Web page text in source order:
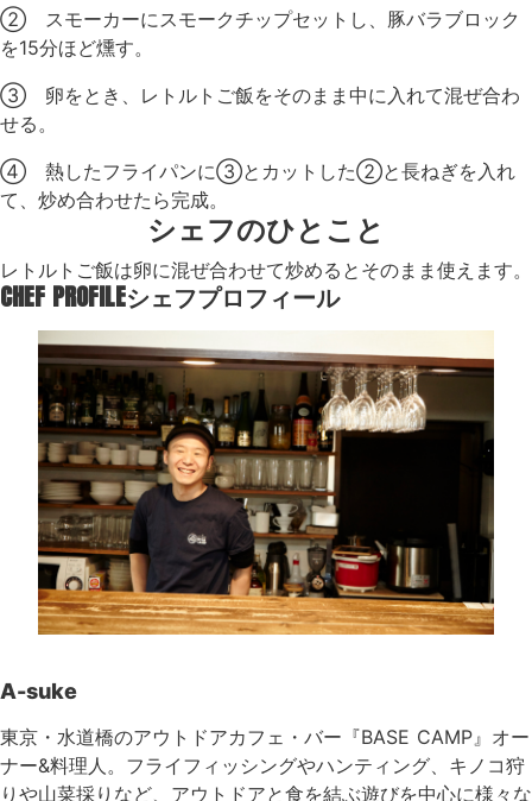
② スモーカーにスモークチップセットし、豚バラブロック
を15分ほど燻す。
③ 卵をとき、レトルトご飯をそのまま中に入れて混ぜ合わ
せる。
④ 熱したフライパンに③とカットした②と長ねぎを入れ
て、炒め合わせたら完成。
シェフのひとこと
レトルトご飯は卵に混ぜ合わせて炒めるとそのまま使えます。
CHEF PROFILEシェフプロフィール
A-suke
東京・水道橋のアウトドアカフェ・バー『BASE CAMP』オー
ナー&料理人。フライフィッシングやハンティング、キノコ狩
りや山菜採りなど、アウトドアと食を結ぶ遊びを中心に様々な